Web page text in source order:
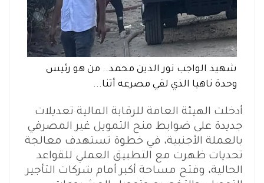
شهيد الواجب نور الدين محمد.. من هو رئيس
وحدة ناهيا الذي لقي مصرعه أثنا...
أدخلت الهيئة العامة للرقابة المالية تعديلات
جديدة على ضوابط منح التمويل غير المصرفي
بالعملة الأجنبية، في خطوة تستهدف معالجة
تحديات ظهرت مع التطبيق العملي للقواعد
الحالية، وفتح مساحة أكبر أمام شركات التأجير